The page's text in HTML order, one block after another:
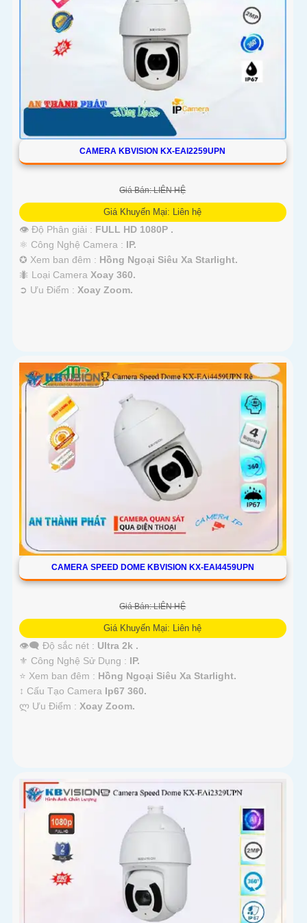
CAMERA KBVISION KX-EAI2259UPN
Giá Bán: LIÊN HỆ
Giá Khuyến Mại: Liên hệ
👁 Độ Phân giải : FULL HD 1080P .
⚛️ Công Nghệ Camera : IP.
✪ Xem ban đêm : Hồng Ngoại Siêu Xa Starlight.
🐜 Loại Camera Xoay 360.
️➲ Ưu Điểm : Xoay Zoom.
CAMERA SPEED DOME KBVISION KX-EAI4459UPN
Giá Bán: LIÊN HỆ
Giá Khuyến Mại: Liên hệ
👁️‍🗨 Độ sắc nét : Ultra 2k .
⚜️ Công Nghệ Sử Dụng : IP.
⭐ Xem ban đêm : Hồng Ngoại Siêu Xa Starlight.
↕️ Cấu Tạo Camera Ip67 360.
️ლ Ưu Điểm : Xoay Zoom.